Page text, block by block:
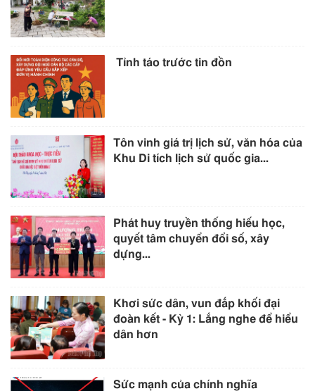
Tỉnh táo trước tin đồn
Tôn vinh giá trị lịch sử, văn hóa của
Khu Di tích lịch sử quốc gia...
Phát huy truyền thống hiếu học,
quyết tâm chuyển đổi số, xây
dựng...
Khơi sức dân, vun đắp khối đại
đoàn kết - Kỳ 1: Lắng nghe để hiểu
dân hơn
Sức mạnh của chính nghĩa